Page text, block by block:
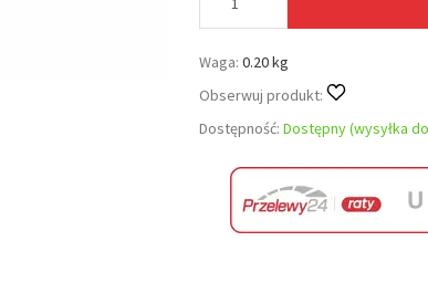
Waga: 0.20 kg
Obserwuj produkt:
Dostępność: Dostępny (wysyłka